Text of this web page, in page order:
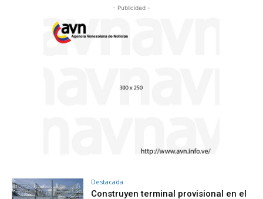
- Publicidad -
Destacada
Construyen terminal provisional en el